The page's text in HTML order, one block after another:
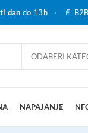
dan do 13h · 📄
NAPAJANJE